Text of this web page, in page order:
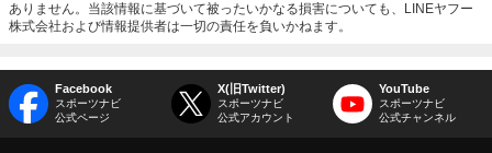
ありません。当該情報に基づいて被ったいかなる損害についても、LINEヤフー
株式会社および情報提供者は一切の責任を負いかねます。
Facebook
スポーツナビ
公式ページ
X(旧Twitter)
スポーツナビ
公式アカウント
YouTube
スポーツナビ
公式チャンネル